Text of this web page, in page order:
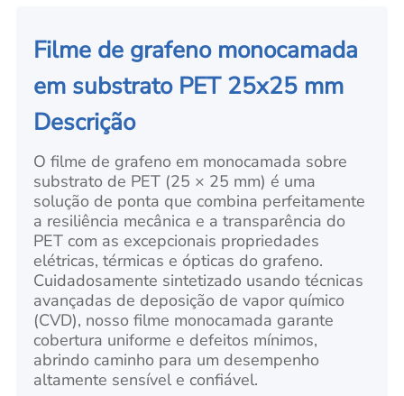
Filme de grafeno monocamada
em substrato PET 25x25 mm
Descrição
O filme de grafeno em monocamada sobre
substrato de PET (25 × 25 mm) é uma
solução de ponta que combina perfeitamente
a resiliência mecânica e a transparência do
PET com as excepcionais propriedades
elétricas, térmicas e ópticas do grafeno.
Cuidadosamente sintetizado usando técnicas
avançadas de deposição de vapor químico
(CVD), nosso filme monocamada garante
cobertura uniforme e defeitos mínimos,
abrindo caminho para um desempenho
altamente sensível e confiável.